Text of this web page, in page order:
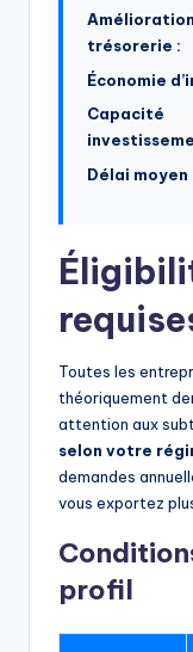
Amélioration
trésorerie :
Économie
Capacité
Délai
Toutes les
théoriquement
attention aux
selon votre
demandes
vous exportez
profil